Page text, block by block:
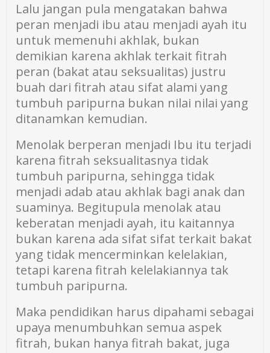
Lalu jangan pula mengatakan bahwa
peran menjadi ibu atau menjadi ayah itu
untuk memenuhi akhlak, bukan
demikian karena akhlak terkait fitrah
peran (bakat atau seksualitas) justru
buah dari fitrah atau sifat alami yang
tumbuh paripurna bukan nilai nilai yang
ditanamkan kemudian.
Menolak berperan menjadi Ibu itu terjadi
karena fitrah seksualitasnya tidak
tumbuh paripurna, sehingga tidak
menjadi adab atau akhlak bagi anak dan
suaminya. Begitupula menolak atau
keberatan menjadi ayah, itu kaitannya
bukan karena ada sifat sifat terkait bakat
yang tidak mencerminkan kelelakian,
tetapi karena fitrah kelelakiannya tak
tumbuh paripurna.
Maka pendidikan harus dipahami sebagai
upaya menumbuhkan semua aspek
fitrah, bukan hanya fitrah bakat, juga